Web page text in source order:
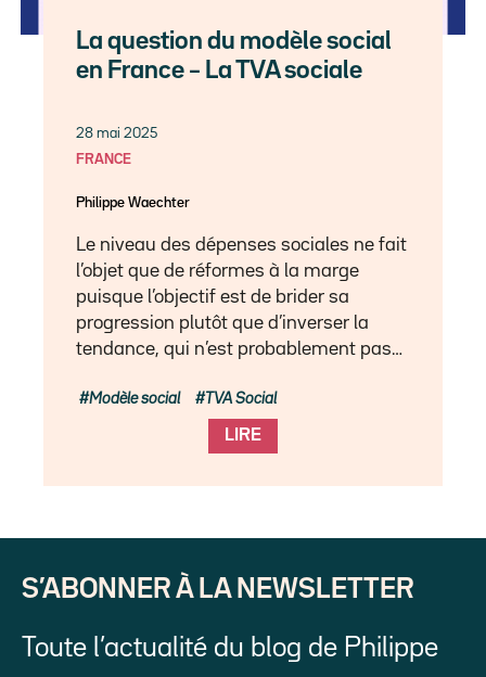
La question du modèle social
en France – La TVA sociale
28 mai 2025
FRANCE
Philippe Waechter
Le niveau des dépenses sociales ne fait
l’objet que de réformes à la marge
puisque l’objectif est de brider sa
progression plutôt que d’inverser la
tendance, qui n’est probablement pas…
LIRE
Modèle social TVA Social
S’ABONNER À LA NEWSLETTER
Toute l’actualité du blog de Philippe